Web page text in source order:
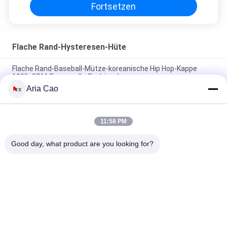
Fortsetzen
Flache Rand-Hysteresen-Hüte
Flache Rand-Baseball-Mütze-koreanische Hip Hop-Kappe
100% ODM-Baumwolle-Fashional
Männer
Customized Design black embroidery national flag special
Aria Cao
11:58 PM
Good day, what product are you looking for?